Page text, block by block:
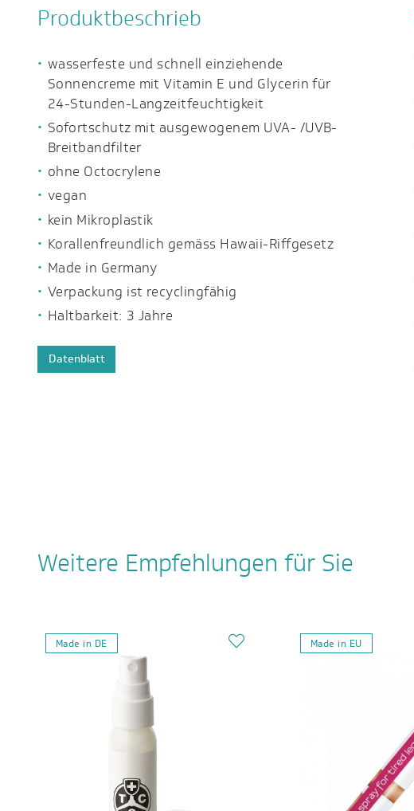
Produktbeschrieb
wasserfeste und schnell einziehende
Sonnencreme mit Vitamin E und Glycerin für
24-Stunden-Langzeitfeuchtigkeit
Sofortschutz mit ausgewogenem UVA- /UVB-
Breitbandfilter
ohne Octocrylene
vegan
kein Mikroplastik
Korallenfreundlich gemäss Hawaii-Riffgesetz
Made in Germany
Verpackung ist recyclingfähig
Haltbarkeit: 3 Jahre
Datenblatt
Weitere Empfehlungen für Sie
Made in DE Made in EU